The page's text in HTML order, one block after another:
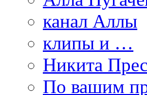
канал Аллы
клипы и …
Никита
По вашим